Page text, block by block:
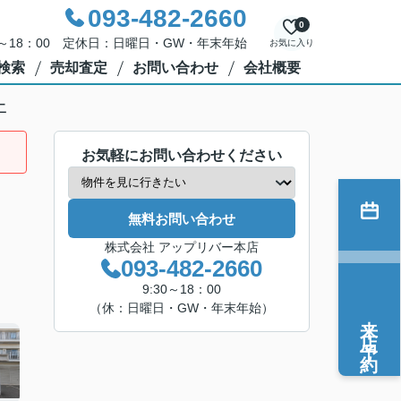
093-482-2660
18：00 定休日：日曜日・GW・年末年始 お気に入り
0
索 売却査定 お問い合わせ 会社概要
お気軽にお問い合わせください
無料お問い合わせ
株式会社 アップリバー本店
093-482-2660
9:30～18：00
（休：日曜日・GW・年末年始）
来店予約